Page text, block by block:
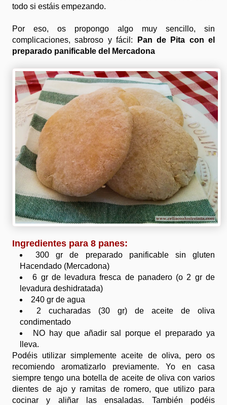
todo si estáis empezando.
Por eso, os propongo algo muy sencillo, sin
complicaciones, sabroso y fácil:
Pan de Pita con el
preparado panificable del Mercadona
Ingredientes para 8 panes:
300 gr de preparado panificable sin gluten
Hacendado (Mercadona)
6 gr de levadura fresca de panadero (o 2 gr de
levadura deshidratada)
240 gr de agua
2 cucharadas (30 gr) de aceite de oliva
condimentado
NO hay que añadir sal porque el preparado ya
lleva.
Podéis utilizar simplemente aceite de oliva, pero os
recomiendo aromatizarlo previamente. Yo en casa
siempre tengo una botella de aceite de oliva con varios
dientes de ajo y ramitas de romero, que utilizo para
cocinar y aliñar las ensaladas. También podéis